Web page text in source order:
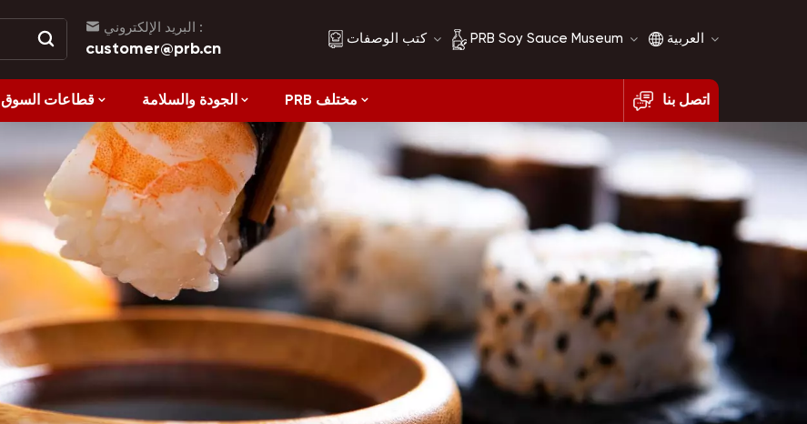
البريد الإلكتروني :
customer@prb.cn كتب الوصفات
الوصفات
الأكل الصحي
PRB Soy Sauce Museum
تاريخ صلصة الصويا
مقارنة صلصة الصويا
العربية
English
français
العربية
قطاعات السوق الجودة والسلامة PRB مختلف اتصل بنا